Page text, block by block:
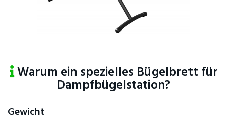
Warum ein spezielles Bügelbrett für
Dampfbügelstation?
Gewicht